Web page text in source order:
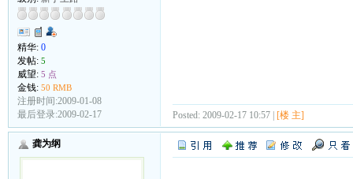
精华: 0
发帖: 5
威望: 5 点
金钱: 50 RMB
注册时间:2009-01-08
最后登录:2009-02-17
Posted: 2009-02-17 10:57 | [楼 主]
龚为纲